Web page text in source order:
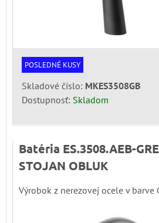
POSLEDNÉ KUSY
Skladové číslo: MKES3508GB
Dostupnosť: Skladom
Batéria ES.3508.AEB-
STOJAN OBLUK
Výrobok z nerezovej ocele v barve